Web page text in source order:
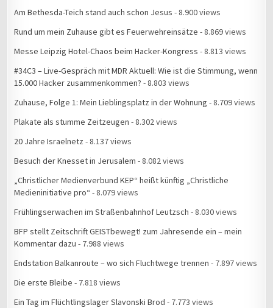
Am Bethesda-Teich stand auch schon Jesus - 8.900 views
Rund um mein Zuhause gibt es Feuerwehreinsätze - 8.869 views
Messe Leipzig Hotel-Chaos beim Hacker-Kongress - 8.813 views
#34C3 – Live-Gespräch mit MDR Aktuell: Wie ist die Stimmung, wenn
15.000 Hacker zusammenkommen? - 8.803 views
Zuhause, Folge 1: Mein Lieblingsplatz in der Wohnung - 8.709 views
Plakate als stumme Zeitzeugen - 8.302 views
20 Jahre Israelnetz - 8.137 views
Besuch der Knesset in Jerusalem - 8.082 views
„Christlicher Medienverbund KEP“ heißt künftig „Christliche
Medieninitiative pro“ - 8.079 views
Frühlingserwachen im Straßenbahnhof Leutzsch - 8.030 views
BFP stellt Zeitschrift GEISTbewegt! zum Jahresende ein – mein
Kommentar dazu - 7.988 views
Endstation Balkanroute – wo sich Fluchtwege trennen - 7.897 views
Die erste Bleibe - 7.818 views
Ein Tag im Flüchtlingslager Slavonski Brod - 7.773 views